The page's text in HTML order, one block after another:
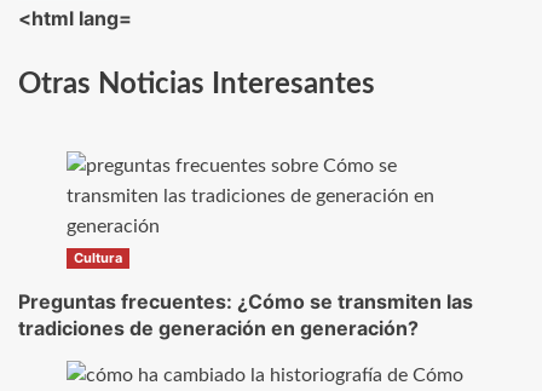
<html lang=
Otras Noticias Interesantes
Cultura
Preguntas frecuentes: ¿Cómo se transmiten las
tradiciones de generación en generación?